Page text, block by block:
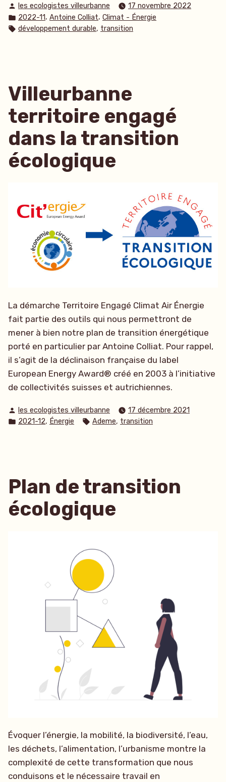
Publié
par
les ecologistes villeurbanne
17 novembre 2022
Publié
dans
2022-11, Antoine Colliat, Climat - Énergie
Étiquettes :
développement durable, transition
Villeurbanne
territoire engagé
dans la transition
écologique
La démarche Territoire Engagé Climat Air Énergie
fait partie des outils qui nous permettront de
mener à bien notre plan de transition énergétique
porté en particulier par Antoine Colliat. Pour rappel,
il s’agit de la déclinaison française du label
European Energy Award® créé en 2003 à l’initiative
de collectivités suisses et autrichiennes.
Publié
par
les ecologistes villeurbanne
17 décembre 2021
Publié
2021-12, Énergie Étiquettes :
Ademe, transition
Plan de transition
écologique
Évoquer l’énergie, la mobilité, la biodiversité, l’eau,
les déchets, l’alimentation, l’urbanisme montre la
complexité de cette transformation que nous
conduisons et le nécessaire travail en